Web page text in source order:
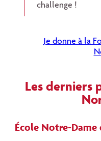
challenge !
Je donne à la
Les derniers
École Notre-Dame